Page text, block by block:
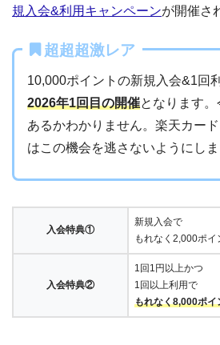
規入会&利用キャンペーンが開催さ
超超超激レア
10,000ポイントの新規入会&1回
2026年1回目の開催となります
あるかわかりません。楽天カー
はこの機会を逃さないようにしま
入会特典①
新規入会で
もれなく2,000ポイ
入会特典②
1回1円以上かつ
1回以上利用で
もれなく8,000ポイ